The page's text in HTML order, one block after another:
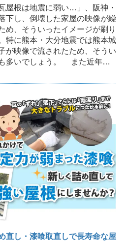
屋根は地震に弱い…」、阪神・
下し、倒壊した家屋の映像が繰
め、そういったイメージが刷り
特に熊本・大分地震では熊本城
が映像で流されたため、そうい
多いでしょう。 また近年…
直し・漆喰取直しで長寿命な屋